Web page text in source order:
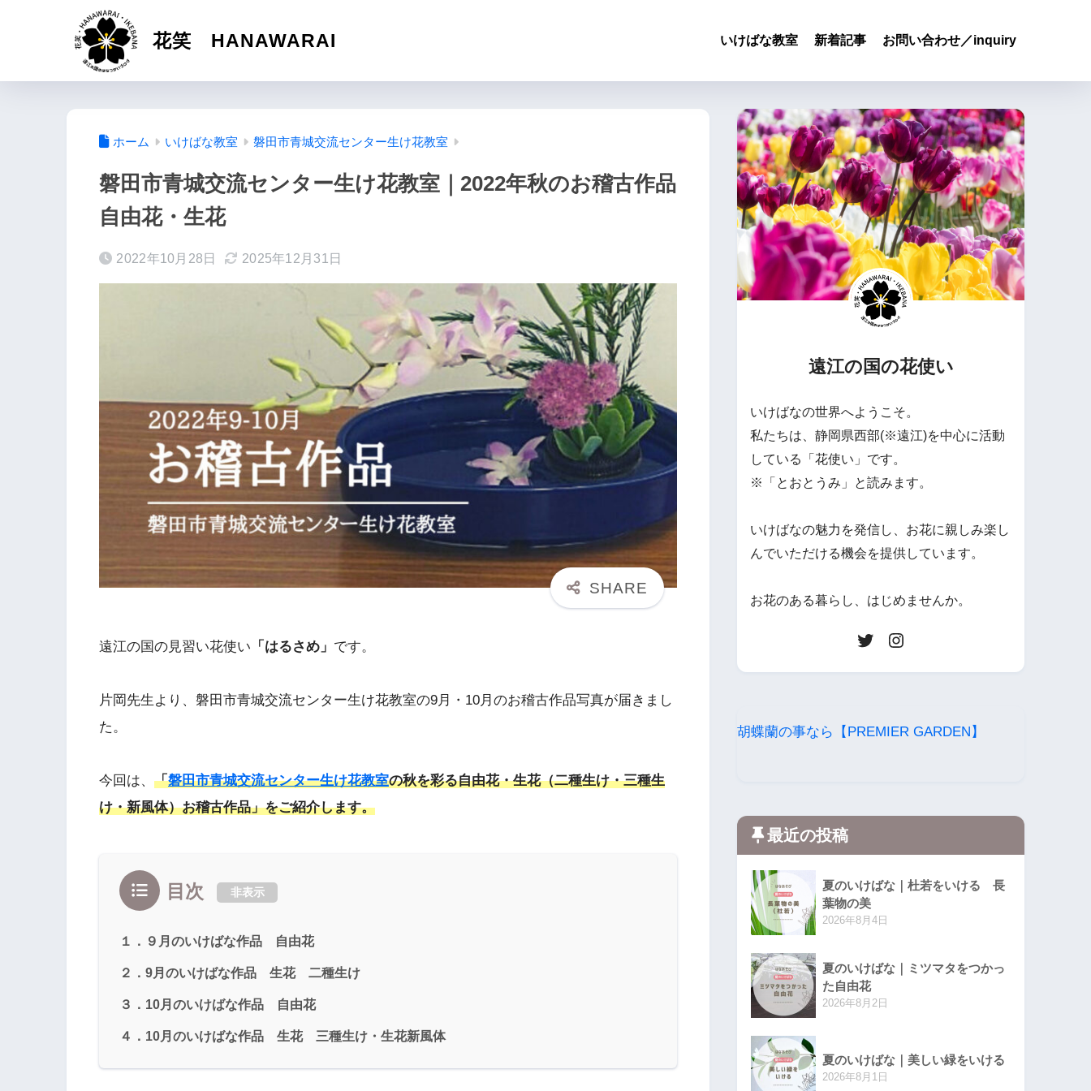
花笑 HANAWARAI いけばな教室 新着記事 お問い合わせ／inquiry
ホーム いけばな教室 磐田市青城交流センター生け花教室
磐田市青城交流センター生け花教室｜2022年秋のお稽古作品
自由花・生花
2022年10月28日 2025年12月31日
遠江の国の見習い花使い 「はるさめ」 です。
片岡先生より、磐田市青城交流センター生け花教室の9月・10月のお稽古作品写真が届きまし
た。
今回は、 「磐田市青城交流センター生け花教室の秋を彩る自由花・生花（二種生け・三種生
け・新風体）お稽古作品」をご紹介します。
目次 非表示
１．９月のいけばな作品 自由花
２．9月のいけばな作品 生花 二種生け
３．10月のいけばな作品 自由花
４．10月のいけばな作品 生花 三種生け・生花新風体
遠江の国の花使い
いけばなの世界へようこそ。
私たちは、静岡県西部(※遠江)を中心に活動
している「花使い」です。
※「とおとうみ」と読みます。
いけばなの魅力を発信し、お花に親しみ楽し
んでいただける機会を提供しています。
お花のある暮らし、はじめませんか。
胡蝶蘭の事なら【PREMIER GARDEN】
最近の投稿
夏のいけばな｜杜若をいける 長
葉物の美
2026年8月4日
夏のいけばな｜ミツマタをつかっ
た自由花
2026年8月2日
夏のいけばな｜美しい緑をいける
2026年8月1日